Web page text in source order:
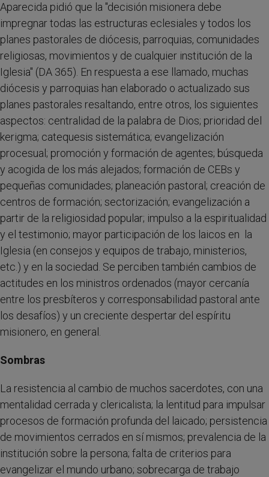
Aparecida pidió que la "decisión misionera debe
impregnar todas las estructuras eclesiales y todos los
planes pastorales de diócesis, parroquias, comunidades
religiosas, movimientos y de cualquier institución de la
Iglesia" (DA 365). En respuesta a ese llamado, muchas
diócesis y parroquias han elaborado o actualizado sus
planes pastorales resaltando, entre otros, los siguientes
aspectos: centralidad de la palabra de Dios; prioridad del
kerigma; catequesis sistemática; evangelización
procesual; promoción y formación de agentes; búsqueda
y acogida de los más alejados; formación de CEBs y
pequeñas comunidades; planeación pastoral; creación de
centros de formación; sectorización; evangelización a
partir de la religiosidad popular; impulso a la espiritualidad
y el testimonio; mayor participación de los laicos en la
Iglesia (en consejos y equipos de trabajo, ministerios,
etc.) y en la sociedad. Se perciben también cambios de
actitudes en los ministros ordenados (mayor cercanía
entre los presbíteros y corresponsabilidad pastoral ante
los desafíos) y un creciente despertar del espíritu
misionero, en general.
Sombras
La resistencia al cambio de muchos sacerdotes, con una
mentalidad cerrada y clericalista; la lentitud para impulsar
procesos de formación profunda del laicado; persistencia
de movimientos cerrados en sí mismos; prevalencia de la
institución sobre la persona; falta de criterios para
evangelizar el mundo urbano; sobrecarga de trabajo